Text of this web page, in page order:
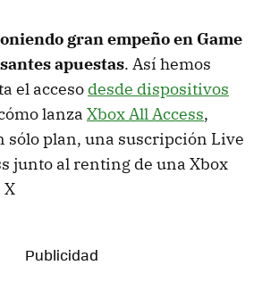
gran empeño en Game
apuestas. Así hemos
el acceso desde dispositivos
lanza Xbox All Access,
sólo plan, una suscripción Live
junto al renting de una Xbox
X